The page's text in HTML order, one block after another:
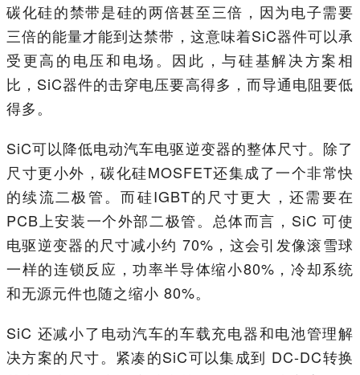
碳化硅的禁带是硅的两倍甚至三倍，因为电子需要
三倍的能量才能到达禁带，这意味着SiC器件可以承
受更高的电压和电场。因此，与硅基解决方案相
比，SiC器件的击穿电压要高得多，而导通电阻要低
得多。
SiC可以降低电动汽车电驱逆变器的整体尺寸。除了
尺寸更小外，碳化硅MOSFET还集成了一个非常快
的续流二极管。而硅IGBT的尺寸更大，还需要在
PCB上安装一个外部二极管。总体而言，SiC 可使
电驱逆变器的尺寸减小约 70%，这会引发像滚雪球
一样的连锁反应，功率半导体缩小80%，冷却系统
和无源元件也随之缩小 80%。
SiC 还减小了电动汽车的车载充电器和电池管理解
决方案的尺寸。紧凑的SiC可以集成到 DC-DC转换